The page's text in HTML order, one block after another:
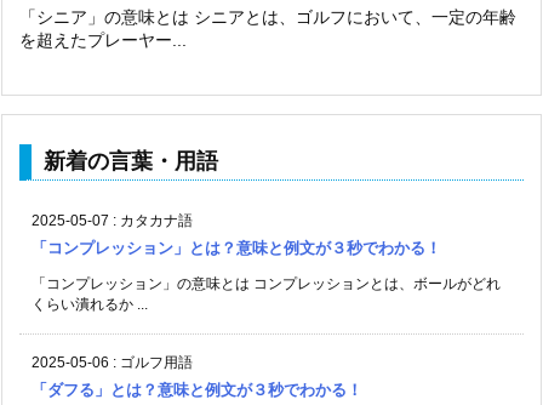
「シニア」の意味とは シニアとは、ゴルフにおいて、一定の年齢
を超えたプレーヤー...
新着の言葉・用語
2025-05-07 : カタカナ語
「コンプレッション」とは？意味と例文が３秒でわかる！
「コンプレッション」の意味とは コンプレッションとは、ボールがどれ
くらい潰れるか ...
2025-05-06 : ゴルフ用語
「ダフる」とは？意味と例文が３秒でわかる！